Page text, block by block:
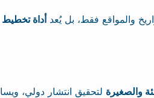
والمواقع فقط، بل يُعد أداة تخطيط
والصغيرة لتحقيق انتشار دولي،